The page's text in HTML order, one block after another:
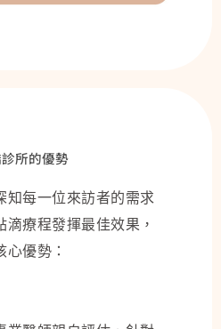
所的優勢
知每一位來訪者的需求
療程發揮最佳效果，
優勢：